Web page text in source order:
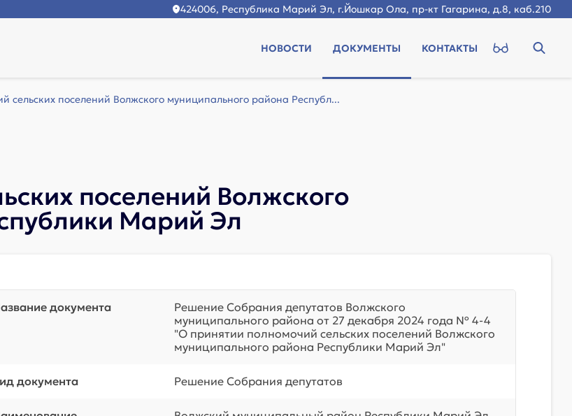
424006, Республика Марий Эл, г.Йошкар Ола, пр-кт Гагарина, д.8, каб.210
НОВОСТИ ДОКУМЕНТЫ КОНТАКТЫ
сельских поселений Волжского муниципального района Республ...
поселений Волжского
Марий Эл
документа
Решение Собрания депутатов Волжского
муниципального района от 27 декабря 2024 года № 4-4
"О принятии полномочий сельских поселений Волжского
муниципального района Республики Марий Эл"
документа Решение Собрания депутатов